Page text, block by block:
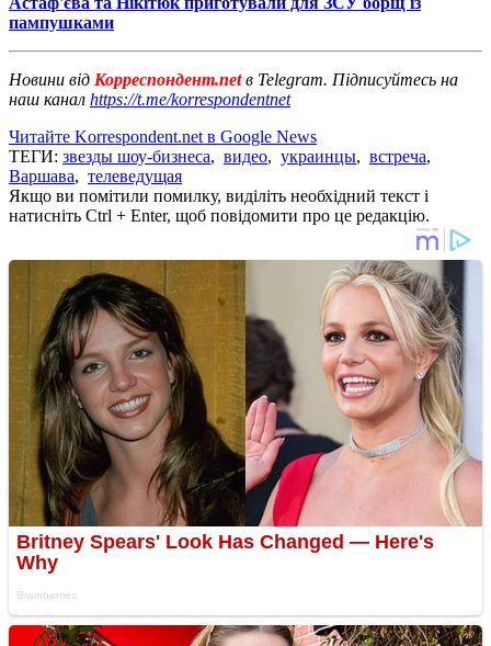
пампушками
Новини від Корреспондент.netв Telegram. Підписуйтесь на
наш канал https://t.me/korrespondentnet
Читайте Korrespondent.net в Google News
ТЕГИ: звезды шоу-бизнеса, видео, украинцы, встреча,
Варшава, телеведущая
Якщо ви помітили помилку, виділіть необхідний текст і
натисніть Ctrl + Enter, щоб повідомити про це редакцію.